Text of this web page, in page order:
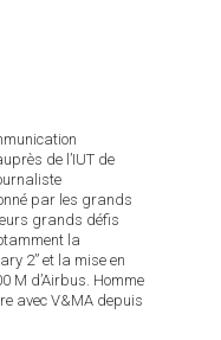
de l’IUT de
par les grands
grands défis
la
2” et la mise en
M d’Airbus. Homme
avec V&MA depuis